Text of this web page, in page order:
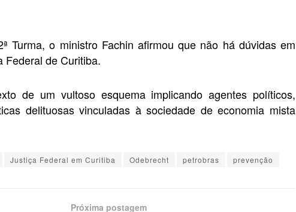
Turma, o ministro Fachin afirmou que não há dúvidas em
Federal de Curitiba.
de um vultoso esquema implicando agentes políticos,
delituosas vinculadas à sociedade de economia mista
Justiça Federal em Curitiba Odebrecht petrobras prevenção
Próxima postagem